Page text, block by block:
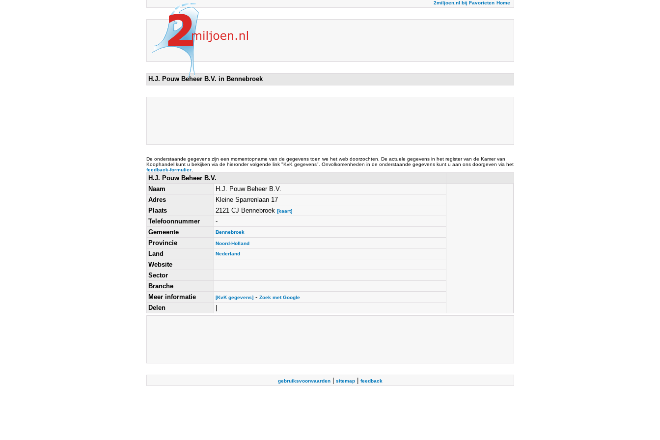
2miljoen.nl bij Favorieten Home
H.J. Pouw Beheer B.V. in Bennebroek
De onderstaande gegevens zijn een momentopname van de gegevens toen we het web doorzochten. De actuele gegevens in het register van de Kamer van
Koophandel kunt u bekijken via de hieronder volgende link "KvK gegevens". Onvolkomenheden in de onderstaande gegevens kunt u aan ons doorgeven via het
feedback-formulier.
H.J. Pouw Beheer B.V.
Naam
H.J. Pouw Beheer B.V.
Adres
Kleine Sparrenlaan 17
Plaats
2121 CJ Bennebroek [kaart]
Telefoonnummer
-
Gemeente
Bennebroek
Provincie Noord-Holland
Land Nederland
Website
Sector
Branche
Meer informatie
[KvK gegevens]- Zoek met Google
Delen
gebruiksvoorwaarden| sitemap| feedback